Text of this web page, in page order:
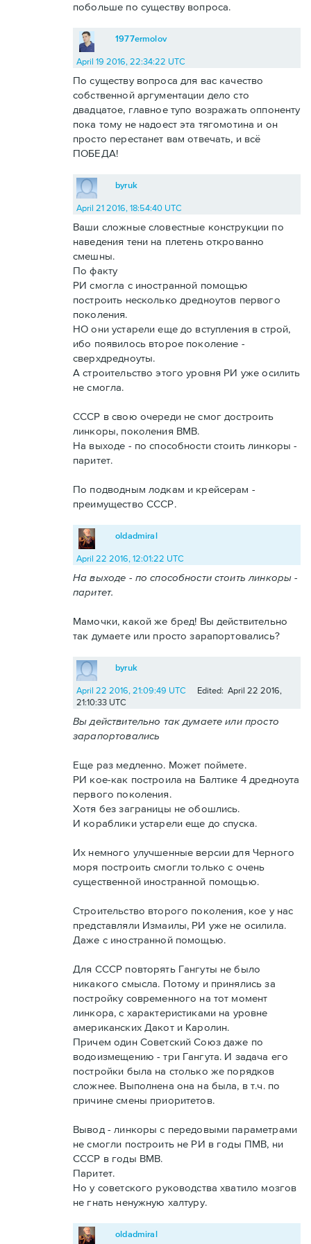
побольше по существу вопроса.
1977ermolov
April 19 2016, 22:34:22 UTC
По существу вопроса для вас качество
собственной аргументации дело сто
двадцатое, главное тупо возражать оппоненту
пока тому не надоест эта тягомотина и он
просто перестанет вам отвечать, и всё
ПОБЕДА!
byruk
April 21 2016, 18:54:40 UTC
Ваши сложные словестные конструкции по
наведения тени на плетень открованно
смешны.
По факту
РИ смогла с иностранной помощью
построить несколько дредноутов первого
поколения.
НО они устарели еще до вступления в строй,
ибо появилось второе поколение -
сверхдредноуты.
А строительство этого уровня РИ уже осилить
не смогла.
СССР в свою очереди не смог достроить
линкоры, поколения ВМВ.
На выходе - по способности стоить линкоры -
паритет.
По подводным лодкам и крейсерам -
преимущество СССР.
oldadmiral
April 22 2016, 12:01:22 UTC
На выходе - по способности стоить линкоры -
паритет.
Мамочки, какой же бред! Вы действительно
так думаете или просто зарапортовались?
byruk
April 22 2016, 21:09:49 UTC
Edited: April 22 2016,
21:10:33 UTC
Вы действительно так думаете или просто
зарапортовались
Еще раз медленно. Может поймете.
РИ кое-как построила на Балтике 4 дредноута
первого поколения.
Хотя без заграницы не обошлись.
И кораблики устарели еще до спуска.
Их немного улучшенные версии для Черного
моря построить смогли только с очень
существенной иностранной помощью.
Строительство второго поколения, кое у нас
представляли Измаилы, РИ уже не осилила.
Даже с иностранной помощью.
Для СССР повторять Гангуты не было
никакого смысла. Потому и принялись за
постройку современного на тот момент
линкора, с характеристиками на уровне
американских Дакот и Каролин.
Причем один Советский Союз даже по
водоизмещению - три Гангута. И задача его
постройки была на столько же порядков
сложнее. Выполнена она на была, в т.ч. по
причине смены приоритетов.
Вывод - линкоры с передовыми параметрами
не смогли построить не РИ в годы ПМВ, ни
СССР в годы ВМВ.
Паритет.
Но у советского руководства хватило мозгов
не гнать ненужную халтуру.
oldadmiral